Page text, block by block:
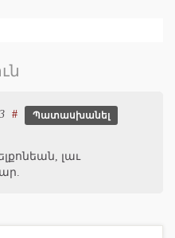
# Պատասխանել
լաւ